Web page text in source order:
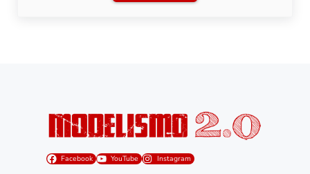
Facebook YouTube Instagram